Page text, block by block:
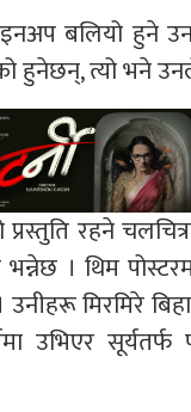
बलियो हुने
हुनेछन्, त्यो भने
प्रस्तुति रहने
। थिम
मिरमिरे
उभिएर सूर्यतर्फ